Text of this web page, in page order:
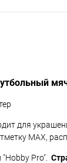
для
MAX,
Pro".